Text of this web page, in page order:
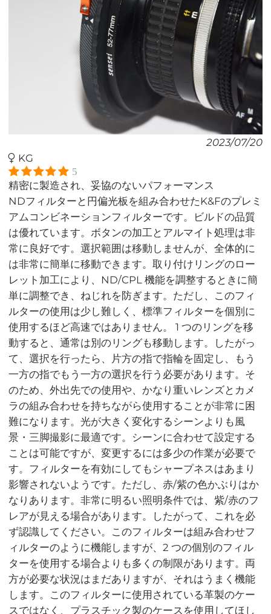
2023/07/20
KG
5
精密に製造され、妥協のないパフォーマンス
NDフィルターと円偏光板を組み合わせたK&Fのプレミ
アムコンビネーションフィルターです。ビルドの品質
は優れています。ボタンの加工とアルマイト処理は非
常に良好です。選択範囲は移動しませんが、全体的に
は非常に簡単に移動できます。取り付けリングのロー
レット加工により、ND/CPL 機能を調整するときに簡
単に調整でき、ねじれを防ぎます。ただし、このフィ
ルターの使用は少し難しく、標準フィルターを個別に
使用するほど高速ではありません。 1 つのリングを移
動すると、通常は別のリングも移動します。したがっ
て、選択を行ったら、片方の指で指輪を固定し、もう
一方の指でもう一方の選択を行う必要があります。そ
のため、外出先での使用や、かなり重いレンズとカメ
ラの組み合わせを持ちながら使用することが非常に困
難になります。光が大きく変化するシーンよりも風
景・三脚撮影に最適です。シーンに合わせて設定する
ことは可能ですが、変更するには多少の作業が必要で
す。フィルターを有効にしてもシャープネスはあまり
影響されないようです。ただし、赤/紫の色かぶりはか
なりあります。非常に明るい照明条件では、紫/赤のフ
レアが見える場合があります。したがって、これを必
ず認識してください。このフィルターは組み合わせフ
ィルターのように機能しますが、2 つの個別のフィル
ターを使用する場合よりも多くの制限があります。両
方が必要な状況はまだありますが、それはうまく機能
します。このフィルターに使用されている革製のケー
スではなく、プラスチック製のケースを使用してほし